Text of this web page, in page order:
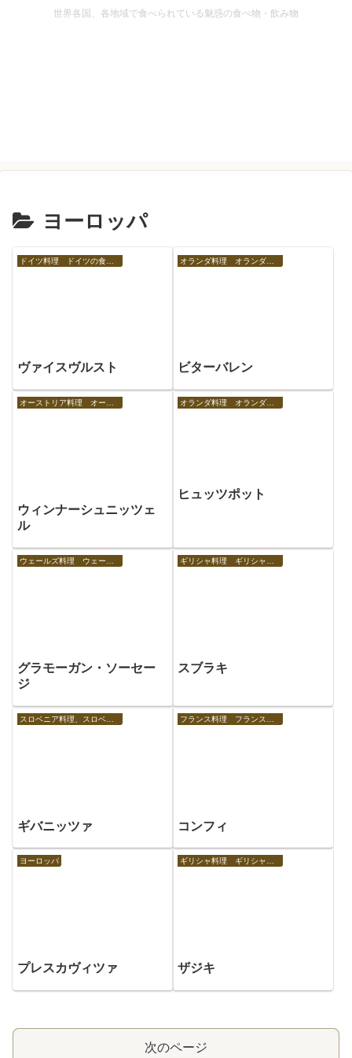
世界各国、各地域で食べられている魅惑の食べ物・飲み物
ヨーロッパ
ヴァイスヴルスト ビターバレン
オーストリア料理 オーストリアの食べ物
ウィンナーシュニッツェ
ル
オランダ料理 オランダの食べ物
ヒュッツポット
グラモーガン・ソーセー
ジ
スブラキ
ギバニッツァ コンフィ
ヨーロッパ
プレスカヴィツァ
ギリシャ料理 ギリシャの食べ物
ザジキ
次のページ